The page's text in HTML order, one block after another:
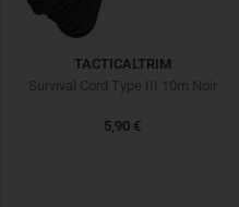
TACTICALTRIM
Survival Cord Type III 10m Noir
5,90 €